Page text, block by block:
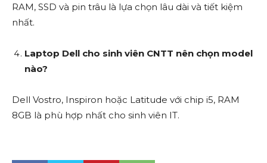
RAM, SSD và pin trâu là lựa chọn lâu dài và tiết kiệm
nhất.
Laptop Dell cho sinh viên CNTT nên chọn model
nào?
Dell Vostro, Inspiron hoặc Latitude với chip i5, RAM
8GB là phù hợp nhất cho sinh viên IT.